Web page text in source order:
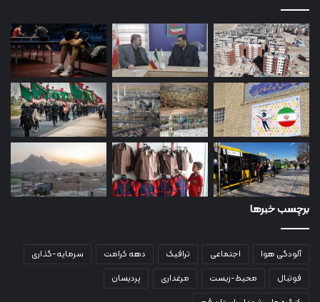
برچسب خبرها
آلودگی هوا اجتماعی ترافیک دهه کرامت
سرمایه-گذاری
فوتبال
محیط-زیست مرغداری
پردیسان